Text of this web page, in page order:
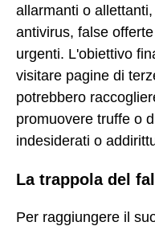
allarmanti o
antivirus, false
urgenti. L'obiettivo
visitare pagine di
potrebbero
promuovere truffe o
indesiderati o
La trappola del
Per raggiungere il